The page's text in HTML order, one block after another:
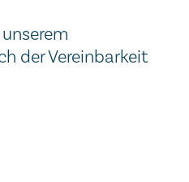
der Vereinbarkeit